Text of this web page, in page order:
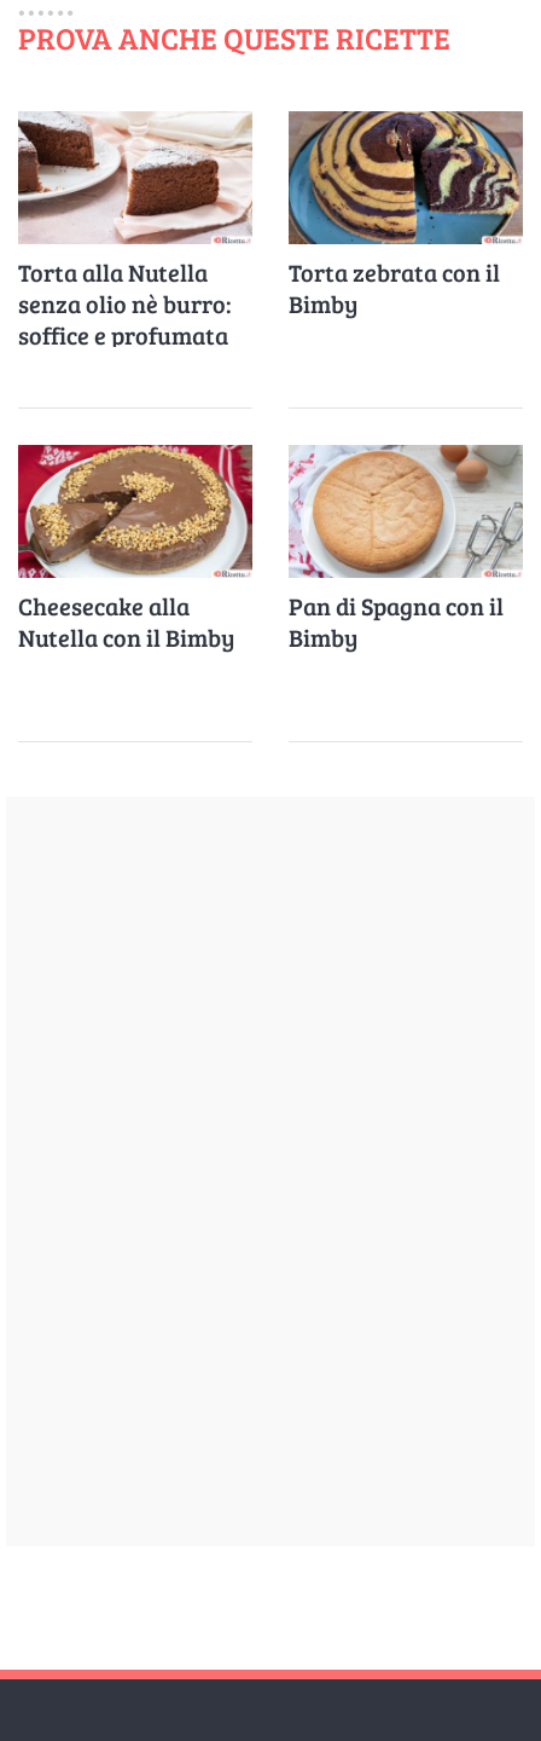
PROVA ANCHE QUESTE RICETTE
Torta alla Nutella
senza olio nè burro:
soffice e profumata
Torta zebrata con il
Bimby
Cheesecake alla
Nutella con il Bimby
Pan di Spagna con il
Bimby